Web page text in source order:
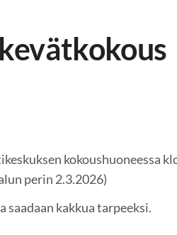
kokoushuoneessa
perin 2.3.2026)
saadaan kakkua tarpeeksi.